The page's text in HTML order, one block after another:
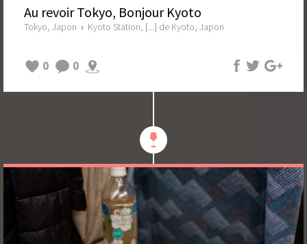
Au revoir Tokyo, Bonjour Kyoto
Tokyo, Japon › Kyoto Station, [...] de Kyoto, Japon
0 0